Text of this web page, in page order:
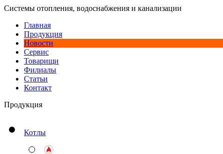
Системы отопления, водоснабжения и канализации
Главная
Продукция
Новости
Сервис
Товарищи
Филиалы
Статьи
Контакт
Продукция
Котлы